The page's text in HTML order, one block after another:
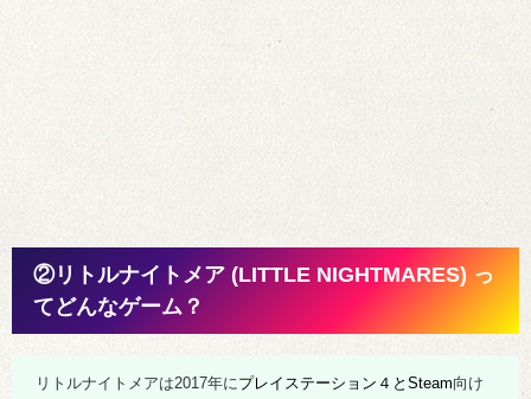
②リトルナイトメア (LITTLE NIGHTMARES) っ
てどんなゲーム？
リトルナイトメアは2017年に プレイステーション４とSteam向け